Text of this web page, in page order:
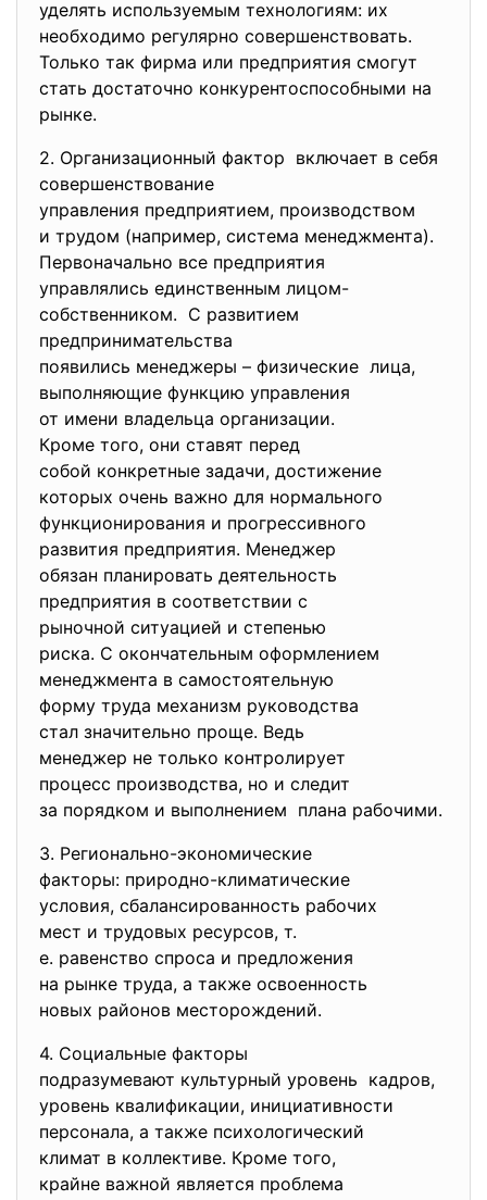
уделять используемым технологиям: их
необходимо регулярно совершенствовать.
Только так фирма или предприятия смогут
стать достаточно конкурентоспособными на
рынке.
2. Организационный фактор включает в себя
совершенствование
управления предприятием, производством
и трудом (например, система менеджмента).
Первоначально все предприятия
управлялись единственным лицом-
собственником. С развитием
предпринимательства
появились менеджеры – физические лица,
выполняющие функцию управления
от имени владельца организации.
Кроме того, они ставят перед
собой конкретные задачи, достижение
которых очень важно для нормального
функционирования и прогрессивного
развития предприятия. Менеджер
обязан планировать деятельность
предприятия в соответствии с
рыночной ситуацией и степенью
риска. С окончательным оформлением
менеджмента в самостоятельную
форму труда механизм руководства
стал значительно проще. Ведь
менеджер не только контролирует
процесс производства, но и следит
за порядком и выполнением плана рабочими.
3. Регионально-экономические
факторы: природно-климатические
условия, сбалансированность рабочих
мест и трудовых ресурсов, т.
е. равенство спроса и предложения
на рынке труда, а также освоенность
новых районов месторождений.
4. Социальные факторы
подразумевают культурный уровень кадров,
уровень квалификации, инициативности
персонала, а также психологический
климат в коллективе. Кроме того,
крайне важной является проблема